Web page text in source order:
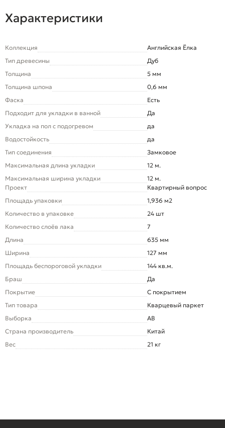
Характеристики
Коллекция
Английская Ёлка
Тип древесины
Дуб
Толщина
5 мм
Толщина шпона
0,6 мм
Фаска
Есть
Подходит для укладки в ванной
Да
Укладка на пол c подогревом
да
Водостойкость
да
Тип соединения
Замковое
Максимальная длина укладки
12 м.
Максимальная ширина укладки
12 м.
Проект
Квартирный вопрос
Площадь упаковки
1,936 м2
Количество в упаковке
24 шт
Количество слоёв лака
7
Длина
635 мм
Ширина
127 мм
Площадь беспороговой укладки
144 кв.м.
Браш
Да
Покрытие
С покрытием
Тип товара
Кварцевый паркет
Выборка
AB
Страна производитель
Китай
Вес
21 кг